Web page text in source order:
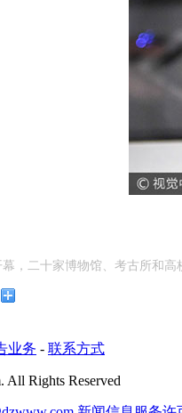
二十家博物馆、考古所和高
业务 - 联系方式
Rights Reserved